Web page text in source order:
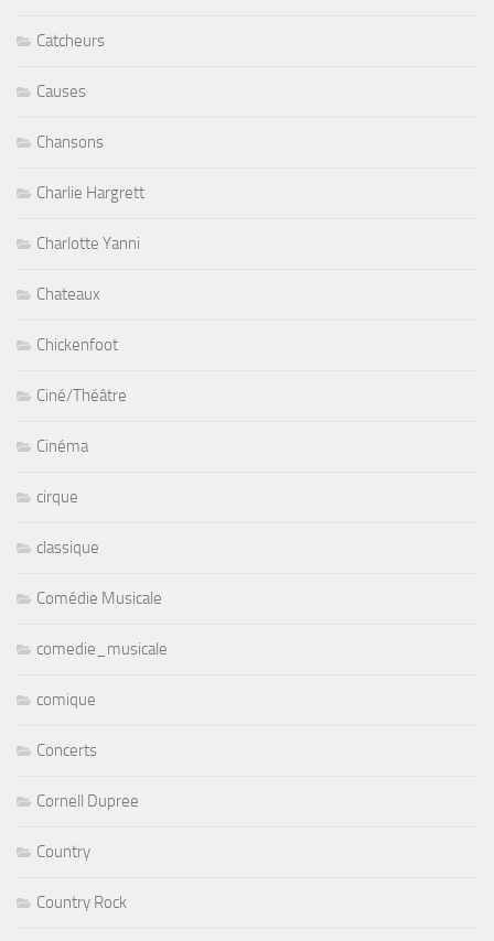
Catcheurs
Causes
Chansons
Charlie Hargrett
Charlotte Yanni
Chateaux
Chickenfoot
Ciné/Théâtre
Cinéma
cirque
classique
Comédie Musicale
comedie_musicale
comique
Concerts
Cornell Dupree
Country
Country Rock